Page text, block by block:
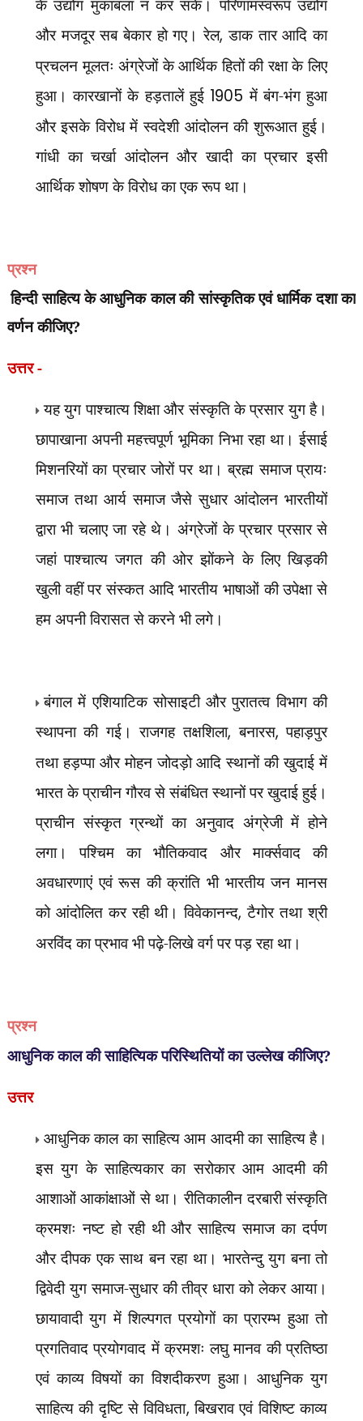
के उद्योग मुकाबला न कर सके। परिणामस्वरूप उद्योग
और मजदूर सब बेकार हो गए। रेल,डाक तार आदि का
प्रचलन मूलतः अंग्रेजों के आर्थिक हितों की रक्षा के लिए
हुआ। कारखानों के हड़तालें हुई 1905 में बंग-भंग हुआ
और इसके विरोध में स्वदेशी आंदोलन की शुरूआत हुई।
गांधी का चर्खा आंदोलन और खादी का प्रचार इसी
आर्थिक शोषण के विरोध का एक रूप था।
प्रश्न
हिन्दी साहित्य के आधुनिक काल की सांस्कृतिक एवं धार्मिक दशा का
वर्णन कीजिए?
उत्तर -
यह युग पाश्चात्य शिक्षा और संस्कृति के प्रसार युग है।
छापाखाना अपनी महत्त्वपूर्ण भूमिका निभा रहा था। ईसाई
मिशनरियों का प्रचार जोरों पर था। ब्रह्म समाज प्रायः
समाज तथा आर्य समाज जैसे सुधार आंदोलन भारतीयों
द्वारा भी चलाए जा रहे थे। अंग्रेजों के प्रचार प्रसार से
जहां पाश्चात्य जगत की ओर झोंकने के लिए खिड़की
खुली वहीं पर संस्कत आदि भारतीय भाषाओं की उपेक्षा से
हम अपनी विरासत से करने भी लगे।
बंगाल में एशियाटिक सोसाइटी और पुरातत्व विभाग की
स्थापना की गई। राजगह तक्षशिला,बनारस,पहाड़पुर
तथा हड़प्पा और मोहन जोदड़ो आदि स्थानों की खुदाई में
भारत के प्राचीन गौरव से संबंधित स्थानों पर खुदाई हुई।
प्राचीन संस्कृत ग्रन्थों का अनुवाद अंग्रेजी में होने
लगा। पश्चिम का भौतिकवाद और मार्क्सवाद की
अवधारणाएं एवं रूस की क्रांति भी भारतीय जन मानस
को आंदोलित कर रही थी। विवेकानन्द,टैगोर तथा श्री
अरविंद का प्रभाव भी पढ़े-लिखे वर्ग पर पड़ रहा था।
प्रश्न
आधुनिक काल की साहित्यिक परिस्थितियों का उल्लेख कीजिए?
उत्तर
आधुनिक काल का साहित्य आम आदमी का साहित्य है।
इस युग के साहित्यकार का सरोकार आम आदमी की
आशाओं आकांक्षाओं से था। रीतिकालीन दरबारी संस्कृति
क्रमशः नष्ट हो रही थी और साहित्य समाज का दर्पण
और दीपक एक साथ बन रहा था। भारतेन्दु युग बना तो
द्विवेदी युग समाज-सुधार की तीव्र धारा को लेकर आया।
छायावादी युग में शिल्पगत प्रयोगों का प्रारम्भ हुआ तो
प्रगतिवाद प्रयोगवाद में क्रमशः लघु मानव की प्रतिष्ठा
एवं काव्य विषयों का विशदीकरण हुआ। आधुनिक युग
साहित्य की दृष्टि से विविधता,बिखराव एवं विशिष्ट काव्य